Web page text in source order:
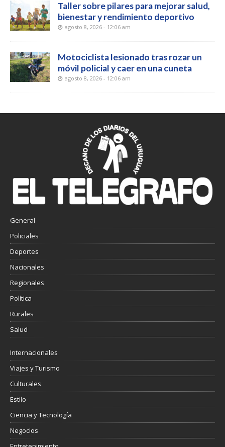
Taller sobre pilares para mejorar salud,
bienestar y rendimiento deportivo
agosto 8, 2026 - 12:06 am
Motociclista lesionado tras rozar un
móvil policial y caer en una cuneta
agosto 8, 2026 - 12:06 am
General
Policiales
Deportes
Nacionales
Regionales
Política
Rurales
Salud
Internacionales
Viajes y Turismo
Culturales
Estilo
Ciencia y Tecnología
Negocios